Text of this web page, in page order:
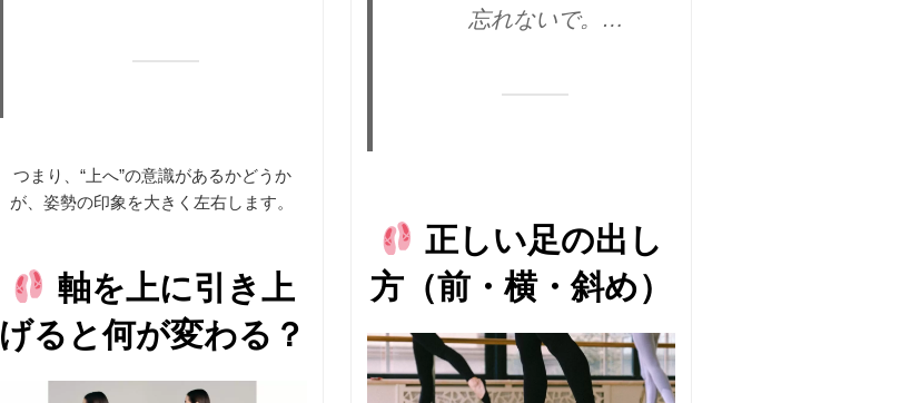
は、実は全員“上に伸びてい
つまり、“上へ”の意識があるかどうか
が、姿勢の印象を大きく左右します。
軸を上に引き上
げると何が変わる？
忘れないで。
描く”ように出すことが大事
正しい足の出し
方（前・横・斜め）